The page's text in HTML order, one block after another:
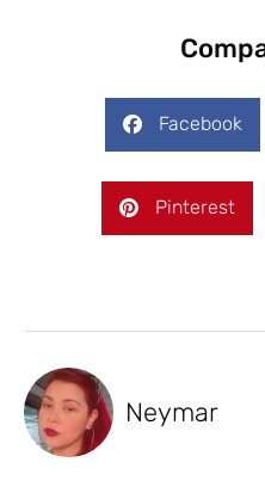
Facebook
Pinterest
Neymar